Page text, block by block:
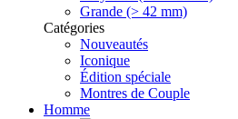
Grande (> 42 mm)
Catégories
Nouveautés
Iconique
Édition spéciale
Montres de Couple
Homme